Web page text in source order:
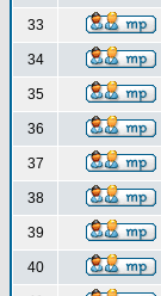
33
34
35
36
37
38
39
40